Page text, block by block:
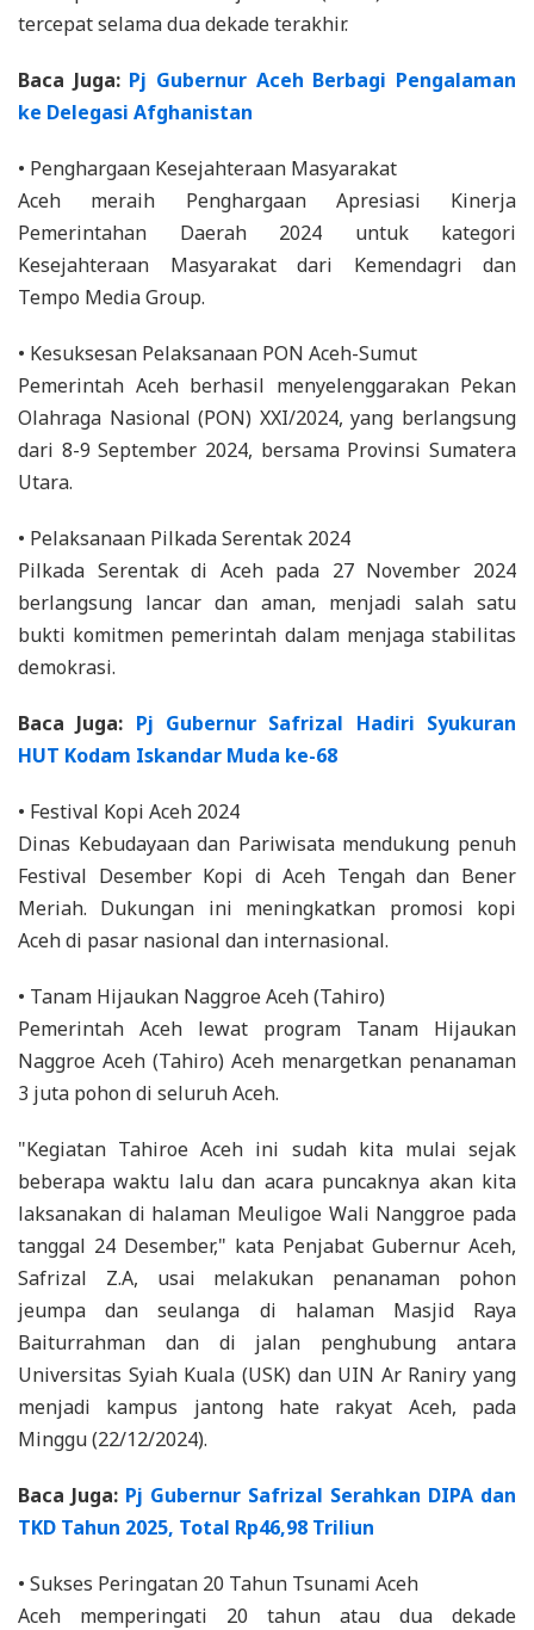
tercepat selama dua dekade terakhir.
Baca Juga: Pj Gubernur Aceh Berbagi Pengalaman
ke Delegasi Afghanistan
• Penghargaan Kesejahteraan Masyarakat
Aceh meraih Penghargaan Apresiasi Kinerja
Pemerintahan Daerah 2024 untuk kategori
Kesejahteraan Masyarakat dari Kemendagri dan
Tempo Media Group.
• Kesuksesan Pelaksanaan PON Aceh-Sumut
Pemerintah Aceh berhasil menyelenggarakan Pekan
Olahraga Nasional (PON) XXI/2024, yang berlangsung
dari 8-9 September 2024, bersama Provinsi Sumatera
Utara.
• Pelaksanaan Pilkada Serentak 2024
Pilkada Serentak di Aceh pada 27 November 2024
berlangsung lancar dan aman, menjadi salah satu
bukti komitmen pemerintah dalam menjaga stabilitas
demokrasi.
Baca Juga: Pj Gubernur Safrizal Hadiri Syukuran
HUT Kodam Iskandar Muda ke-68
• Festival Kopi Aceh 2024
Dinas Kebudayaan dan Pariwisata mendukung penuh
Festival Desember Kopi di Aceh Tengah dan Bener
Meriah. Dukungan ini meningkatkan promosi kopi
Aceh di pasar nasional dan internasional.
• Tanam Hijaukan Naggroe Aceh (Tahiro)
Pemerintah Aceh lewat program Tanam Hijaukan
Naggroe Aceh (Tahiro) Aceh menargetkan penanaman
3 juta pohon di seluruh Aceh.
"Kegiatan Tahiroe Aceh ini sudah kita mulai sejak
beberapa waktu lalu dan acara puncaknya akan kita
laksanakan di halaman Meuligoe Wali Nanggroe pada
tanggal 24 Desember," kata Penjabat Gubernur Aceh,
Safrizal Z.A, usai melakukan penanaman pohon
jeumpa dan seulanga di halaman Masjid Raya
Baiturrahman dan di jalan penghubung antara
Universitas Syiah Kuala (USK) dan UIN Ar Raniry yang
menjadi kampus jantong hate rakyat Aceh, pada
Minggu (22/12/2024).
Baca Juga: Pj Gubernur Safrizal Serahkan DIPA dan
TKD Tahun 2025, Total Rp46,98 Triliun
• Sukses Peringatan 20 Tahun Tsunami Aceh
Aceh memperingati 20 tahun atau dua dekade